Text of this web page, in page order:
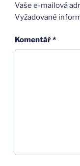
Vaše e-mailová
Vyžadované
Komentář*